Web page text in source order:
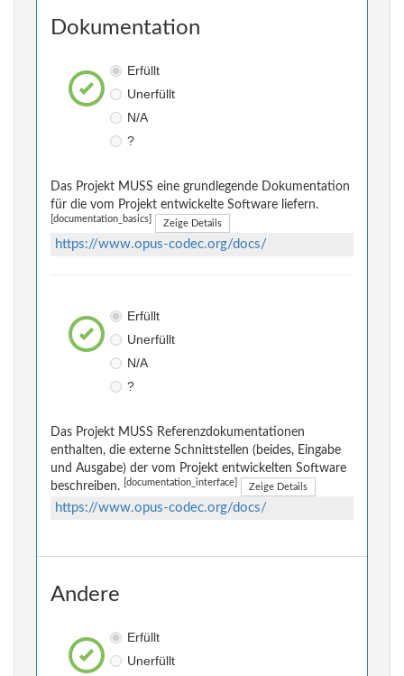
Dokumentation
Erfüllt
Unerfüllt
N/A
?
Das Projekt MUSS eine grundlegende Dokumentation
für die vom Projekt entwickelte Software liefern.
[documentation_basics] Zeige Details
https://www.opus-codec.org/docs/
Erfüllt
Unerfüllt
N/A
?
Das Projekt MUSS Referenzdokumentationen
enthalten, die externe Schnittstellen (beides, Eingabe
und Ausgabe) der vom Projekt entwickelten Software
beschreiben.
[documentation_interface] Zeige Details
https://www.opus-codec.org/docs/
Andere
Erfüllt
Unerfüllt